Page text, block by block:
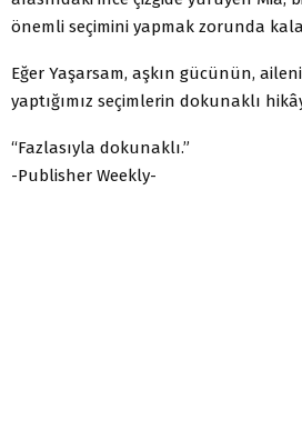
önemli seçimini yapmak zorunda
Eğer Yaşarsam, aşkın gücünün,
yaptığımız seçimlerin dokunaklı
“Fazlasıyla dokunaklı.”
-Publisher Weekly-